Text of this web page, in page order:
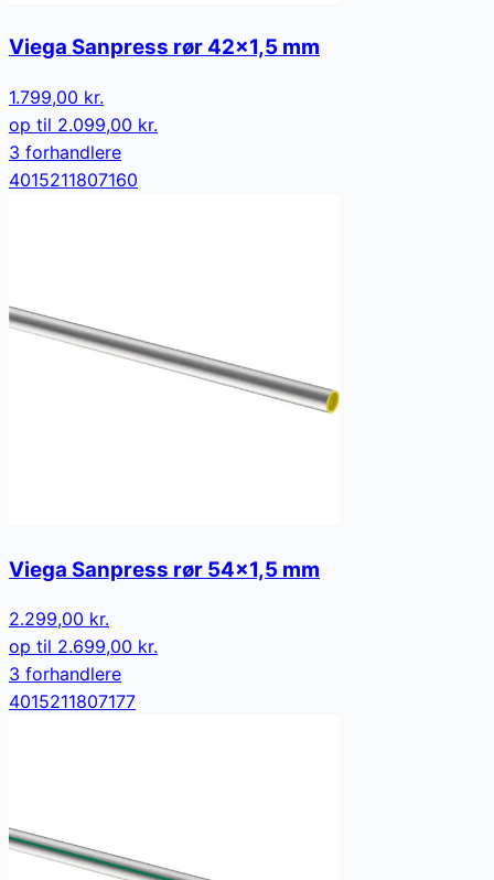
Viega Sanpress rør 42x1,5 mm
1.799,00 kr.
op til 2.099,00 kr.
3 forhandlere
4015211807160
Viega Sanpress rør 54x1,5 mm
2.299,00 kr.
op til 2.699,00 kr.
3 forhandlere
4015211807177